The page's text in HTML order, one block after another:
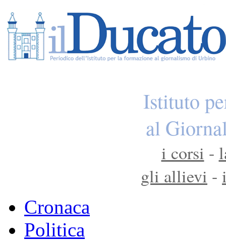
Istituto
al
i corsi -
gli allievi -
Cronaca
Politica